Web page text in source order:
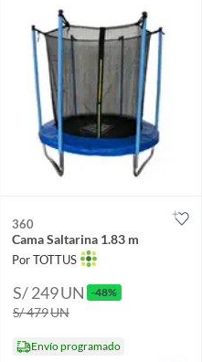
360
Cama Saltarina 1.83 m
Por TOTTUS
S/ 249UN -48%
S/ 479UN
Envío programado